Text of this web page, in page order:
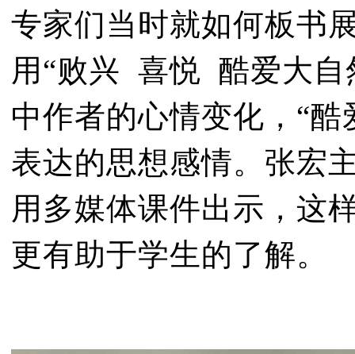
专家们当时就如何板书
用“败兴 喜悦 酷爱大自
中作者的心情变化，“
表达的思想感情。张宏
用多媒体课件出示，这
更有助于学生的了解。